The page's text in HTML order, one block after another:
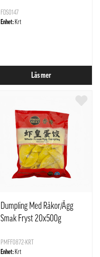
FDS0147
Enhet: Krt
Läs mer
Dumpling Med Räkor/Ägg
Smak Fryst 20x500g
PMFF0872-KRT
Enhet: Krt